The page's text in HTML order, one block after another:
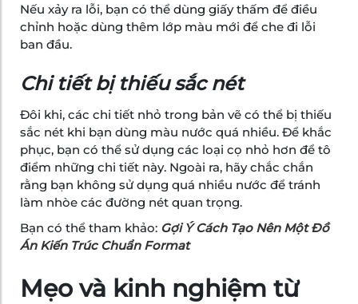
Nếu xảy ra lỗi, bạn có thể dùng giấy thấm để điều
chỉnh hoặc dùng thêm lớp màu mới để che đi lỗi
ban đầu.
Chi tiết bị thiếu sắc nét
Đôi khi, các chi tiết nhỏ trong bản vẽ có thể bị thiếu
sắc nét khi bạn dùng màu nước quá nhiều. Để khắc
phục, bạn có thể sử dụng các loại cọ nhỏ hơn để tô
điểm những chi tiết này. Ngoài ra, hãy chắc chắn
rằng bạn không sử dụng quá nhiều nước để tránh
làm nhòe các đường nét quan trọng.
Bạn có thể tham khảo: Gợi Ý Cách Tạo Nên Một Đồ
Án Kiến Trúc Chuẩn Format
Mẹo và kinh nghiệm từ